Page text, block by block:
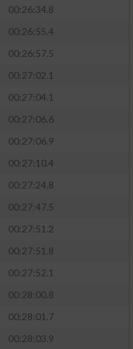
00:26:34.8
00:26:55.4
00:26:57.5
00:27:02.1
00:27:04.1
00:27:06.6
00:27:06.9
00:27:10.4
00:27:24.8
00:27:47.5
00:27:51.2
00:27:51.8
00:27:52.1
00:28:00.8
00:28:01.7
00:28:03.9